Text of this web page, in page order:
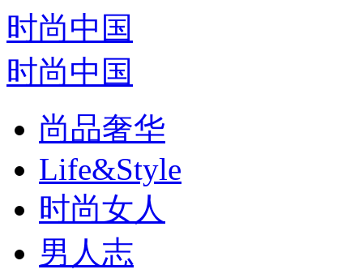
时尚中国
时尚中国
尚品奢华
Life&Style
时尚女人
男人志